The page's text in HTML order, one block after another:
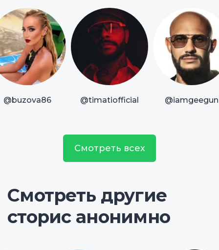
@buzova86 @timatiofficial @iamgeegun
Смотреть всех
Смотреть другие
сторис анонимно